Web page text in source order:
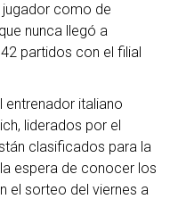
como de
nunca llegó a
partidos con el filial
entrenador italiano
liderados por el
clasificados para la
espera de conocer los
el sorteo del viernes a